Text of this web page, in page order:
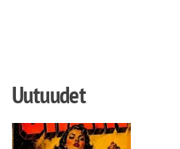
Uutuudet